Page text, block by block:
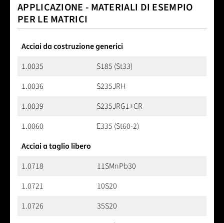
APPLICAZIONE - MATERIALI DI ESEMPIO
PER LE MATRICI
Acciai da costruzione generici
1.0035
S185 (St33)
1.0036
S235JRH
1.0039
S235JRG1+CR
1.0060
E335 (St60-2)
Acciai a taglio libero
1.0718
11SMnPb30
1.0721
10S20
1.0726
35S20